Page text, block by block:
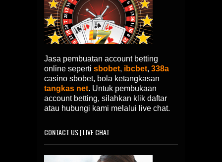
Jasa pembuatan account betting
online seperti sbobet, ibcbet, 338a
casino sbobet, bola ketangkasan
tangkas net. Untuk pembukaan
account betting, silahkan klik daftar
atau hubungi kami melalui live chat.
CONTACT US | LIVE CHAT